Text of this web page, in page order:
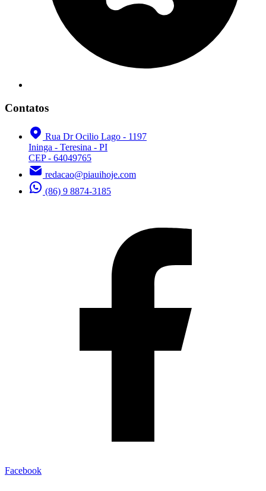
Contatos
Rua Dr Ocilio Lago - 1197
Ininga - Teresina - PI
CEP - 64049765
redacao@piauihoje.com
(86) 9 8874-3185
Facebook